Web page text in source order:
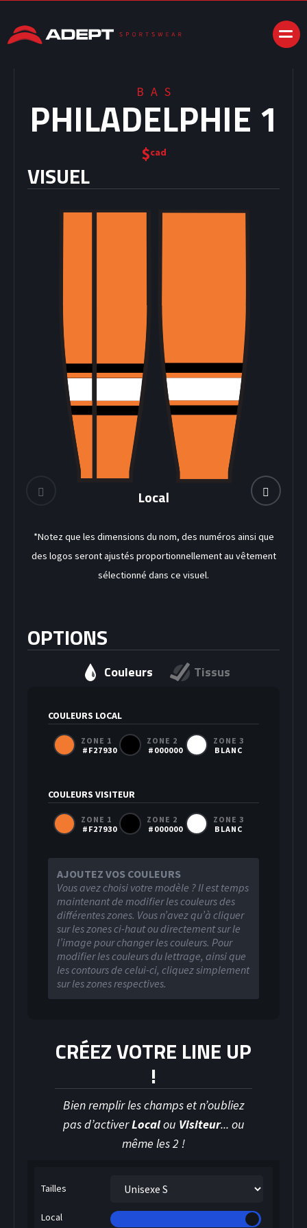
DEK HOCKEY
BAS
PHILADELPHIE 1
$cad
VISUEL
Local
*Notez que les dimensions du nom, des numéros ainsi que
des logos seront ajustés proportionnellement au vêtement
sélectionné dans ce visuel.
OPTIONS
Couleurs Tissus
COULEURS LOCAL
ZONE 1
#F27930
ZONE 2
#000000
ZONE 3
BLANC
COULEURS VISITEUR
ZONE 1
#F27930
ZONE 2
#000000
ZONE 3
BLANC
AJOUTEZ VOS COULEURS
Vous avez choisi votre modèle ? Il est temps
maintenant de modifier les couleurs des
différentes zones. Vous n’avez qu’à cliquer
sur les zones ci-haut ou directement sur le
l’image pour changer les couleurs. Pour
modifier les couleurs du lettrage, ainsi que
les contours de celui-ci, cliquez simplement
sur les zones respectives.
CRÉEZ VOTRE LINE UP
!
Bien remplir les champs et n’oubliez
pas d’activerLocalou Visiteur... ou
même les 2 !
Tailles
Local